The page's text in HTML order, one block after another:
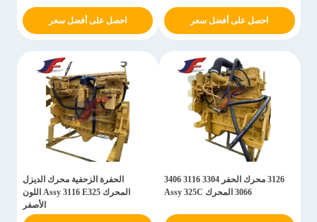
احصل على أفضل سعر احصل على أفضل سعر
3126 محرك الحفر 3304 3116 3406
3066 المحرك Assy 325C
الحفرة الزحفية محرك الديزل
المحرك Assy 3116 E325 اللون
الأصفر